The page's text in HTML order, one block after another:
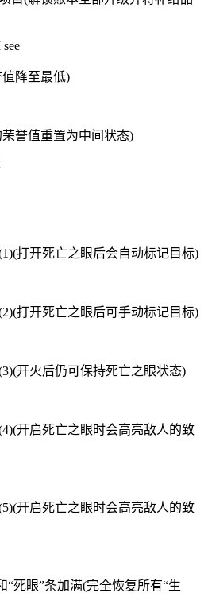
降至最低)
誉值重置为中间状态)
打开死亡之眼后会自动标记目标)
打开死亡之眼后可手动标记目标)
开火后仍可保持死亡之眼状态)
开启死亡之眼时会高亮敌人的致
开启死亡之眼时会高亮敌人的致
“死眼”条加满(完全恢复所有“生